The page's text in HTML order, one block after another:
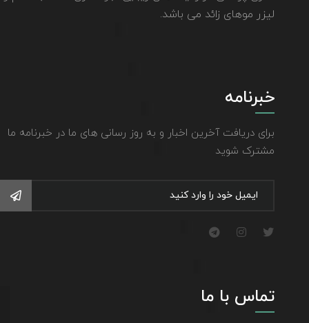
لیزر موهای زائد می باشد.
خبرنامه
برای دریافت آخرین اخبار و به روز رسانی های ما در خبرنامه ما
مشترک شوید
تماس با ما